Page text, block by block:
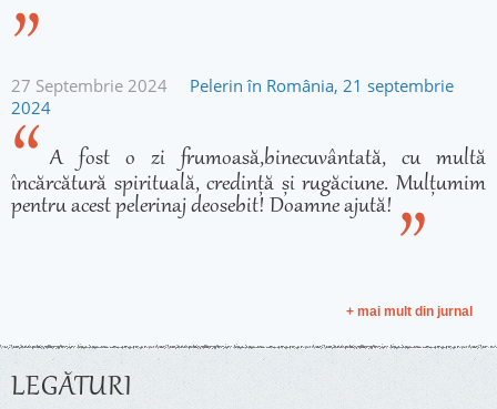
27 Septembrie 2024
Pelerin în România, 21 septembrie
2024
A fost o zi frumoasă,binecuvântată, cu multă
încărcătură spirituală, credință și rugăciune. Mulțumim
pentru acest pelerinaj deosebit! Doamne ajută!
+ mai mult din jurnal
LEGĂTURI